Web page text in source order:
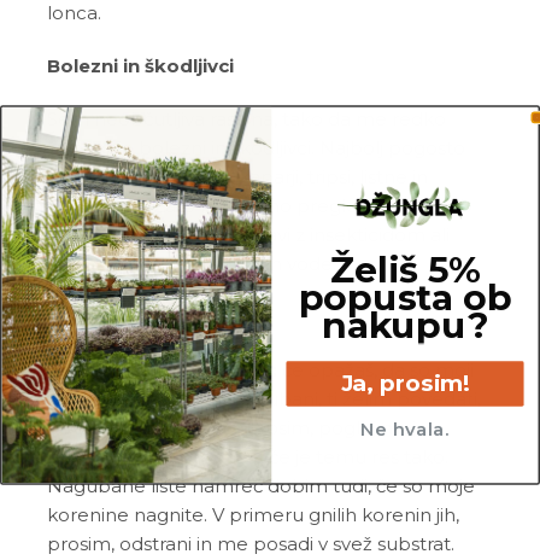
lonca.
Bolezni in škodljivci
Sem neobčutljiva rastlina, tako da me redko
napadejo bolezni in škodljivci. Najbolj pogosto
me napadejo pršice, kaparji, tripsi, listne in
volnate uši. Zato me redno pregleduj in me ob
znakih škodljivcev pozdravi z insekticidom ali
mešanicoNeem tonikain vode.
Pogoste težave
Nagubani in uveli listi:
če opažaš, da so moji
listi zelo povešeni in nagubani, ti želim povedati,
da sem že zelo žejna. Prosim, poglej moje
korenine in se prepričaj, če je temu res tako.
Nagubane liste namreč dobim tudi, če so moje
korenine nagnite. V primeru gnilih korenin jih,
prosim, odstrani in me posadi v svež substrat.
Želiš 5%
popusta ob
nakupu?
Ja, prosim!
Ne hvala.